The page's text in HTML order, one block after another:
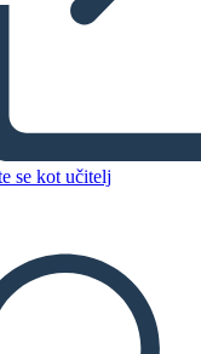
se kot učitelj
הנער
KNJIGO